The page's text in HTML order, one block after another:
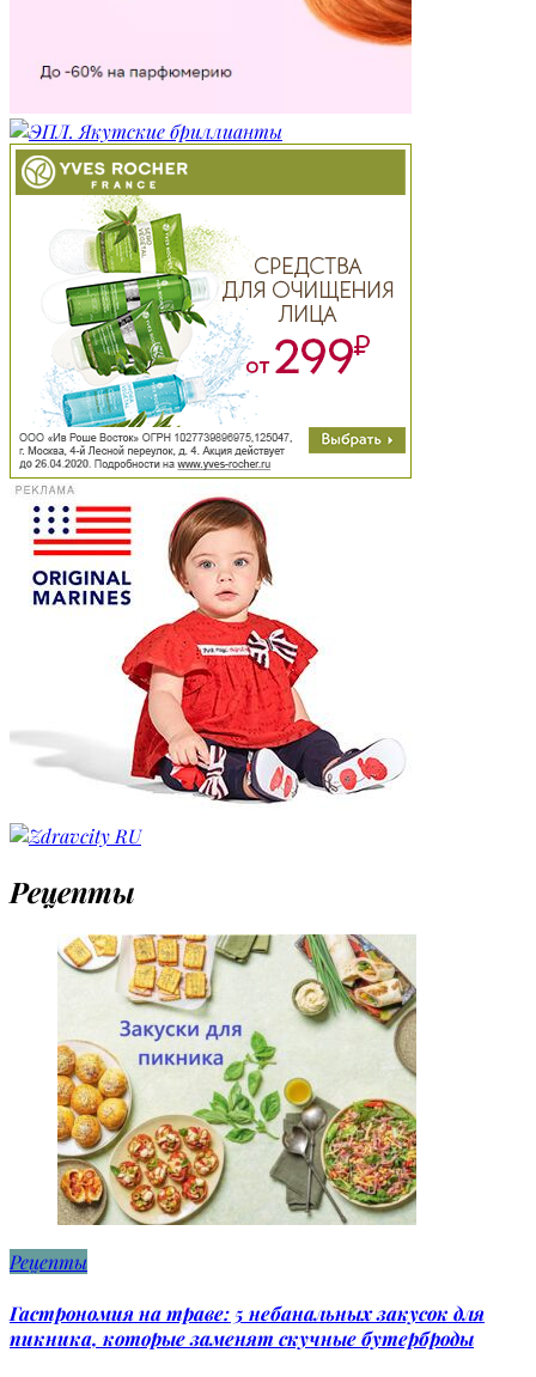
Рецепты
Рецепты
Гастрономия на траве: 5 небанальных закусок для
пикника, которые заменят скучные бутерброды